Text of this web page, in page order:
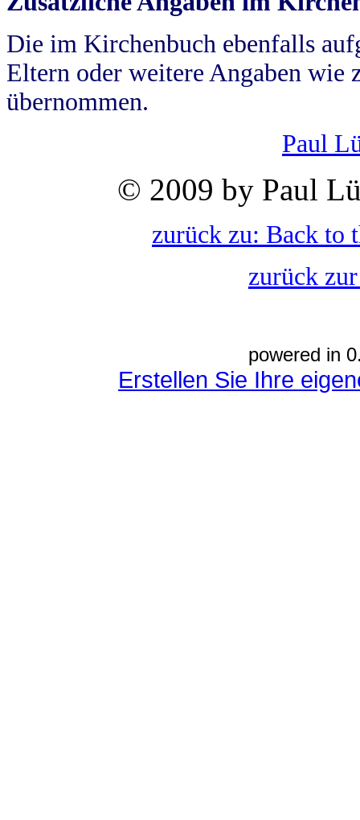
Die im Kirchenbuch ebenfalls
Eltern oder weitere Angaben wie
übernommen.
Paul
© 2009 by Paul
zurück zu: Back to
zurück
powered in
Erstellen Sie Ihre